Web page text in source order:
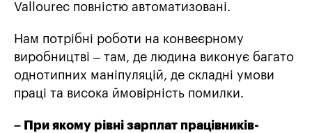
Vallourec повністю автоматизовані.
Нам потрібні роботи на конвеєрному
виробництві – там, де людина виконує багато
однотипних маніпуляцій, де складні умови
праці та висока ймовірність помилки.
– При якому рівні зарплат працівників-